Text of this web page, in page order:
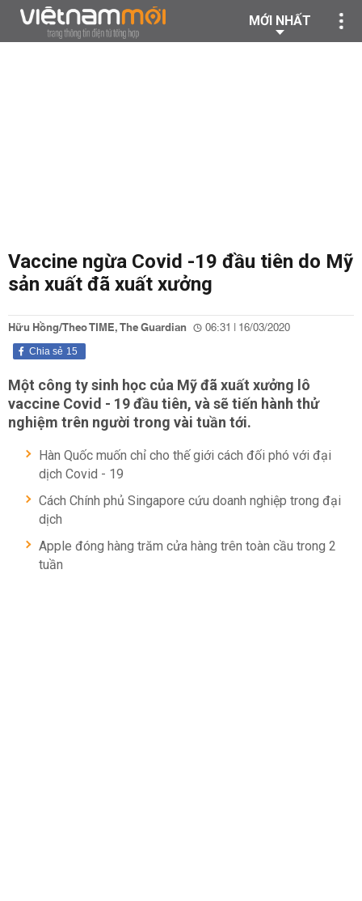
MỚI NHẤT
Vaccine ngừa Covid -19 đầu tiên do Mỹ
sản xuất đã xuất xưởng
Hữu Hồng/Theo TIME, The Guardian 06:31 | 16/03/2020
15
Chia sẻ
Một công ty sinh học của Mỹ đã xuất xưởng lô
vaccine Covid - 19 đầu tiên, và sẽ tiến hành thử
nghiệm trên người trong vài tuần tới.
Hàn Quốc muốn chỉ cho thế giới cách đối phó với đại
dịch Covid - 19
Cách Chính phủ Singapore cứu doanh nghiệp trong đại
dịch
Apple đóng hàng trăm cửa hàng trên toàn cầu trong 2
tuần